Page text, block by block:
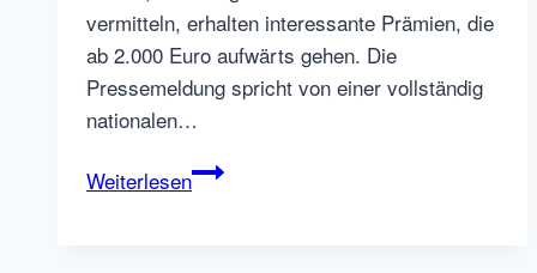
vermitteln, erhalten interessante Prämien, die
ab 2.000 Euro aufwärts gehen. Die
Pressemeldung spricht von einer vollständig
nationalen…
WeiterlesenZubka.com